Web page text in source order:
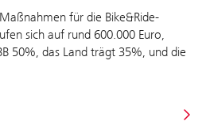
für die Bike&Ride-
sich auf rund 600.000 Euro,
50%, das Land trägt 35%, und die